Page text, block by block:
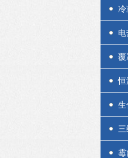
冷
覆
恒
生
霉